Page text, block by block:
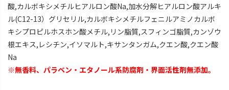
酸,カルボキシメチルヒアルロン酸Na,加水分解ヒアルロン酸アルキ
ル(C12-13）グリセリル,カルボキシメチルフェニルアミノカルボ
キシプロピルホスホン酸メチル,リン脂質,スフィンゴ脂質,カンゾウ
根エキス,レシチン,イソマルト,キサンタンガム,クエン酸,クエン酸
Na
※無香料、パラベン・エタノール系防腐剤・界面活性剤無添加。